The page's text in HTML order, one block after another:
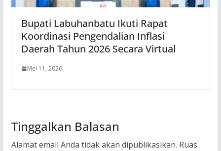
Bupati Labuhanbatu Ikuti Rapat
Koordinasi Pengendalian Inflasi
Daerah Tahun 2026 Secara Virtual
Mei 11, 2026
Tinggalkan Balasan
Alamat email Anda tidak akan dipublikasikan. Ruas